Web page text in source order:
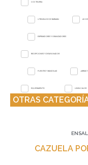
COCTELERIA
UTENSILIOS DE BARMAN
EXPRIMIDORES Y GRANIZADORES
RECEPCIONES Y DESAYUNADOR
FUENTES Y BANDEJAS JARRAS
EQUIPAMIENTO LINEA CALOR
OTRAS
CAZUELA